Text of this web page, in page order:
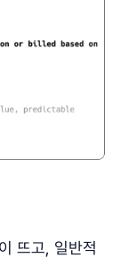
뜨고, 일반적